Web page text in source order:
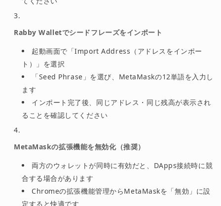
Rabby Walletでシードフレーズをインポート
起動画面で「Import Address（アドレスをインポー
ト）」を選択
「Seed Phrase」を選び、MetaMaskの12単語を入力し
ます
インポート完了後、同じアドレス・同じ残高が表示され
ることを確認してください
MetaMaskの拡張機能を無効化（推奨）
両方のウォレットが同時に有効だと、DApps接続時に競
合する場合があります
Chromeの拡張機能管理からMetaMaskを「無効」に設
定すると快適です